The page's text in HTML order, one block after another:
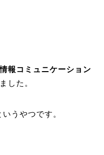
情報コミュニケーション
した。
いうやつです。